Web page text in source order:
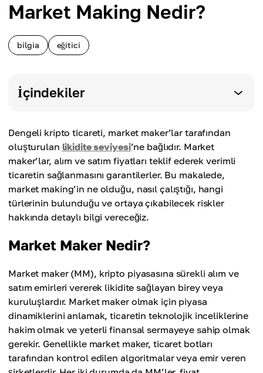
Market Making Nedir?
bilgia eğitici
İçindekiler
Dengeli kripto ticareti, market maker’lar tarafından
oluşturulan likidite seviyesi’ne bağlıdır. Market
maker’lar, alım ve satım fiyatları teklif ederek verimli
ticaretin sağlanmasını garantilerler. Bu makalede,
market making’in ne olduğu, nasıl çalıştığı, hangi
türlerinin bulunduğu ve ortaya çıkabilecek riskler
hakkında detaylı bilgi vereceğiz.
Market Maker Nedir?
Market maker (MM), kripto piyasasına sürekli alım ve
satım emirleri vererek likidite sağlayan birey veya
kuruluşlardır. Market maker olmak için piyasa
dinamiklerini anlamak, ticaretin teknolojik inceliklerine
hakim olmak ve yeterli finansal sermayeye sahip olmak
gerekir. Genellikle market maker, ticaret botları
tarafından kontrol edilen algoritmalar veya emir veren